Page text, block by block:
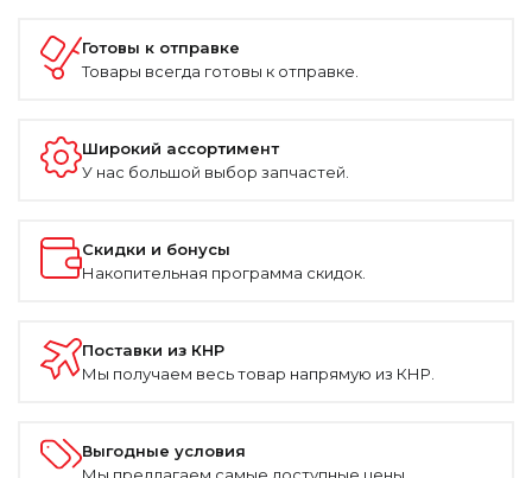
Готовы к отправке
Товары всегда готовы к отправке.
Широкий ассортимент
У нас большой выбор запчастей.
Скидки и бонусы
Накопительная программа скидок.
Поставки из КНР
Мы получаем весь товар напрямую из КНР.
Выгодные условия